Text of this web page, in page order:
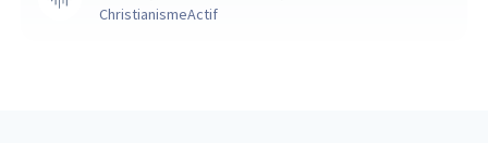
ChristianismeActif